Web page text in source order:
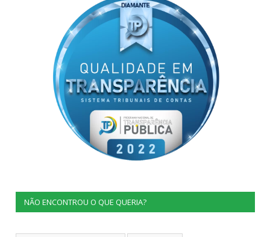
NÃO ENCONTROU O QUE QUERIA?